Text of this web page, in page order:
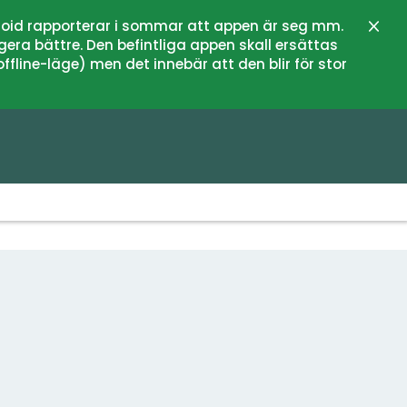
rapporterar i sommar att appen är seg mm.
bättre. Den befintliga appen skall ersättas
läge) men det innebär att den blir för stor